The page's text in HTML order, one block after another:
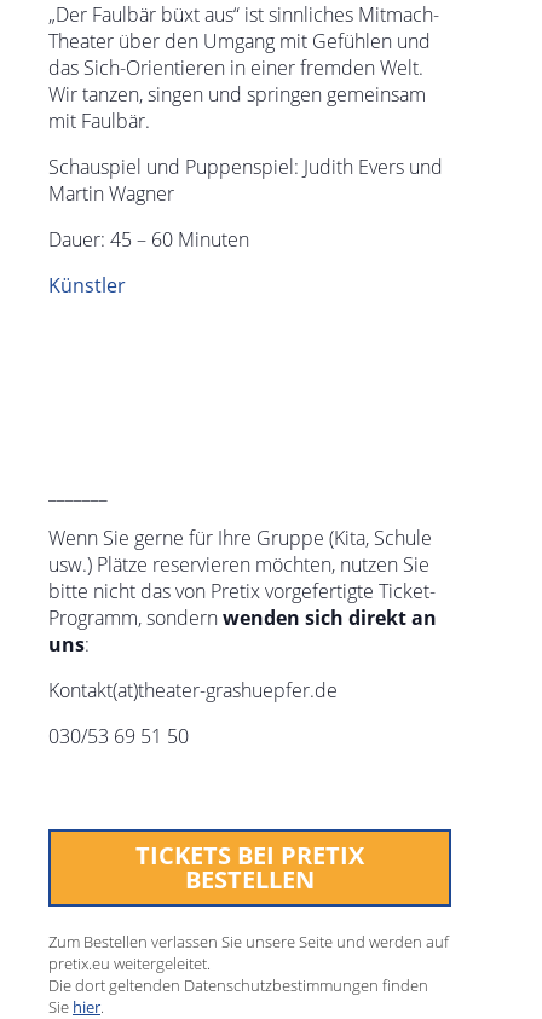
„Der Faulbär büxt aus“ ist sinnliches Mitmach-
Theater über den Umgang mit Gefühlen und
das Sich-Orientieren in einer fremden Welt.
Wir tanzen, singen und springen gemeinsam
mit Faulbär.
Schauspiel und Puppenspiel: Judith Evers und
Martin Wagner
Dauer: 45 – 60 Minuten
Künstler
Wenn Sie gerne für Ihre Gruppe (Kita, Schule
usw.) Plätze reservieren möchten, nutzen Sie
bitte nicht das von Pretix vorgefertigte Ticket-
Programm, sondernwenden sich direkt an
uns:
Kontakt(at)theater-grashuepfer.de
030/53 69 51 50
TICKETS BEI PRETIX
BESTELLEN
Zum Bestellen verlassen Sie unsere Seite und werden auf
pretix.eu weitergeleitet.
Die dort geltenden Datenschutzbestimmungen finden
Sie hier.